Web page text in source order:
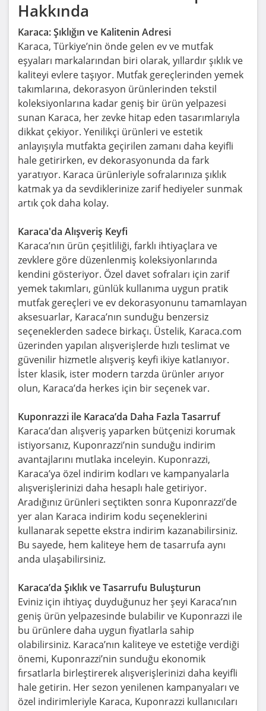
Hakkında
Karaca: Şıklığın ve Kalitenin Adresi
Karaca, Türkiye’nin önde gelen ev ve mutfak
eşyaları markalarından biri olarak, yıllardır şıklık ve
kaliteyi evlere taşıyor. Mutfak gereçlerinden yemek
takımlarına, dekorasyon ürünlerinden tekstil
koleksiyonlarına kadar geniş bir ürün yelpazesi
sunan Karaca, her zevke hitap eden tasarımlarıyla
dikkat çekiyor. Yenilikçi ürünleri ve estetik
anlayışıyla mutfakta geçirilen zamanı daha keyifli
hale getirirken, ev dekorasyonunda da fark
yaratıyor. Karaca ürünleriyle sofralarınıza şıklık
katmak ya da sevdiklerinize zarif hediyeler sunmak
artık çok daha kolay.
Karaca'da Alışveriş Keyfi
Karaca’nın ürün çeşitliliği, farklı ihtiyaçlara ve
zevklere göre düzenlenmiş koleksiyonlarında
kendini gösteriyor. Özel davet sofraları için zarif
yemek takımları, günlük kullanıma uygun pratik
mutfak gereçleri ve ev dekorasyonunu tamamlayan
aksesuarlar, Karaca’nın sunduğu benzersiz
seçeneklerden sadece birkaçı. Üstelik, Karaca.com
üzerinden yapılan alışverişlerde hızlı teslimat ve
güvenilir hizmetle alışveriş keyfi ikiye katlanıyor.
İster klasik, ister modern tarzda ürünler arıyor
olun, Karaca’da herkes için bir seçenek var.
Kuponrazzi ile Karaca’da Daha Fazla Tasarruf
Karaca’dan alışveriş yaparken bütçenizi korumak
istiyorsanız, Kuponrazzi’nin sunduğu indirim
avantajlarını mutlaka inceleyin. Kuponrazzi,
Karaca’ya özel indirim kodları ve kampanyalarla
alışverişlerinizi daha hesaplı hale getiriyor.
Aradığınız ürünleri seçtikten sonra Kuponrazzi’de
yer alan Karaca indirim kodu seçeneklerini
kullanarak sepette ekstra indirim kazanabilirsiniz.
Bu sayede, hem kaliteye hem de tasarrufa aynı
anda ulaşabilirsiniz.
Karaca’da Şıklık ve Tasarrufu Buluşturun
Eviniz için ihtiyaç duyduğunuz her şeyi Karaca’nın
geniş ürün yelpazesinde bulabilir ve Kuponrazzi ile
bu ürünlere daha uygun fiyatlarla sahip
olabilirsiniz. Karaca’nın kaliteye ve estetiğe verdiği
önemi, Kuponrazzi’nin sunduğu ekonomik
fırsatlarla birleştirerek alışverişlerinizi daha keyifli
hale getirin. Her sezon yenilenen kampanyaları ve
özel indirimleriyle Karaca, Kuponrazzi kullanıcıları